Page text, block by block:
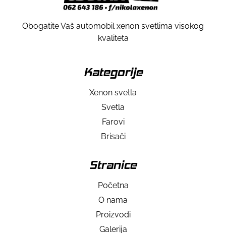
Obogatite Vaš automobil xenon svetlima visokog
kvaliteta
Kategorije
Xenon svetla
Svetla
Farovi
Brisači
Stranice
Početna
O nama
Proizvodi
Galerija